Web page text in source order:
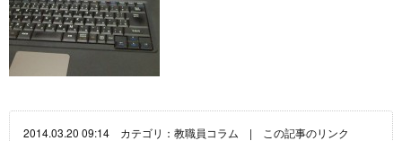
2014.03.20 09:14 カテゴリ： 教職員コラム | この記事のリンク